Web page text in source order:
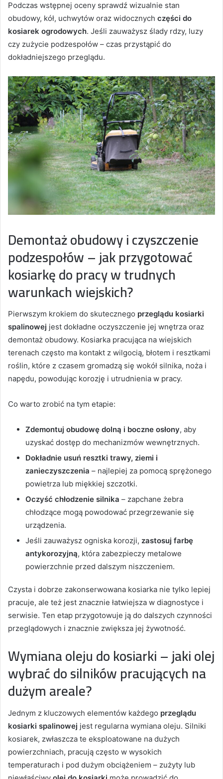
Podczas wstępnej oceny sprawdź wizualnie stan
obudowy, kół, uchwytów oraz widocznych części do
kosiarek ogrodowych. Jeśli zauważysz ślady rdzy, luzy
czy zużycie podzespołów – czas przystąpić do
dokładniejszego przeglądu.
Demontaż obudowy i czyszczenie
podzespołów – jak przygotować
kosiarkę do pracy w trudnych
warunkach wiejskich?
Pierwszym krokiem do skutecznego przeglądu kosiarki
spalinowej jest dokładne oczyszczenie jej wnętrza oraz
demontaż obudowy. Kosiarka pracująca na wiejskich
terenach często ma kontakt z wilgocią, błotem i resztkami
roślin, które z czasem gromadzą się wokół silnika, noża i
napędu, powodując korozję i utrudnienia w pracy.
Co warto zrobić na tym etapie:
Zdemontuj obudowę dolną i boczne osłony, aby
uzyskać dostęp do mechanizmów wewnętrznych.
Dokładnie usuń resztki trawy, ziemi i
zanieczyszczenia – najlepiej za pomocą sprężonego
powietrza lub miękkiej szczotki.
Oczyść chłodzenie silnika – zapchane żebra
chłodzące mogą powodować przegrzewanie się
urządzenia.
Jeśli zauważysz ogniska korozji, zastosuj farbę
antykorozyjną, która zabezpieczy metalowe
powierzchnie przed dalszym niszczeniem.
Czysta i dobrze zakonserwowana kosiarka nie tylko lepiej
pracuje, ale też jest znacznie łatwiejsza w diagnostyce i
serwisie. Ten etap przygotowuje ją do dalszych czynności
przeglądowych i znacznie zwiększa jej żywotność.
Wymiana oleju do kosiarki – jaki olej
wybrać do silników pracujących na
dużym areale?
Jednym z kluczowych elementów każdego przeglądu
kosiarki spalinowej jest regularna wymiana oleju. Silniki
kosiarek, zwłaszcza te eksploatowane na dużych
powierzchniach, pracują często w wysokich
temperaturach i pod dużym obciążeniem – zużyty lub